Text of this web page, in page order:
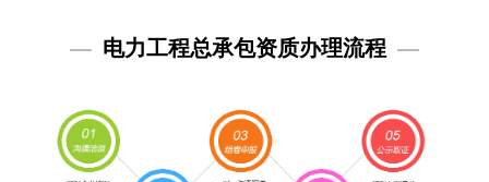
— 电力工程总承包资质办理流程 —